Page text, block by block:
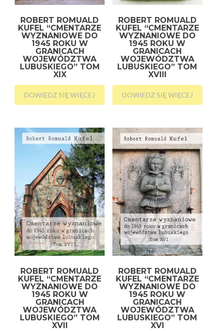
ROBERT ROMUALD
KUFEL “CMENTARZE
WYZNANIOWE DO
1945 ROKU W
GRANICACH
WOJEWÓDZTWA
LUBUSKIEGO” TOM
XIX
DOWIEDZ SIĘ WIĘCEJ
ROBERT ROMUALD
KUFEL “CMENTARZE
WYZNANIOWE DO
1945 ROKU W
GRANICACH
WOJEWÓDZTWA
LUBUSKIEGO” TOM
XVIII
DOWIEDZ SIĘ WIĘCEJ
ROBERT ROMUALD
KUFEL “CMENTARZE
WYZNANIOWE DO
1945 ROKU W
GRANICACH
WOJEWÓDZTWA
LUBUSKIEGO” TOM
XVII
ROBERT ROMUALD
KUFEL “CMENTARZE
WYZNANIOWE DO
1945 ROKU W
GRANICACH
WOJEWÓDZTWA
LUBUSKIEGO” TOM
XVI